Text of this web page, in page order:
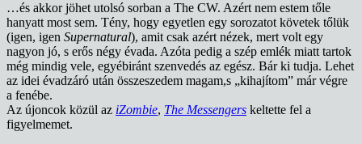
…és akkor jöhet utolsó sorban a The CW. Azért nem estem tőle
hanyatt most sem. Tény, hogy egyetlen egy sorozatot követek tőlük
(igen, igen Supernatural), amit csak azért nézek, mert volt egy
nagyon jó, s erős négy évada. Azóta pedig a szép emlék miatt tartok
még mindig vele, egyébiránt szenvedés az egész. Bár ki tudja. Lehet
az idei évadzáró után összeszedem magam,s „kihajítom” már végre
a fenébe.
Az újoncok közül az iZombie, The Messengers keltette fel a
figyelmemet.